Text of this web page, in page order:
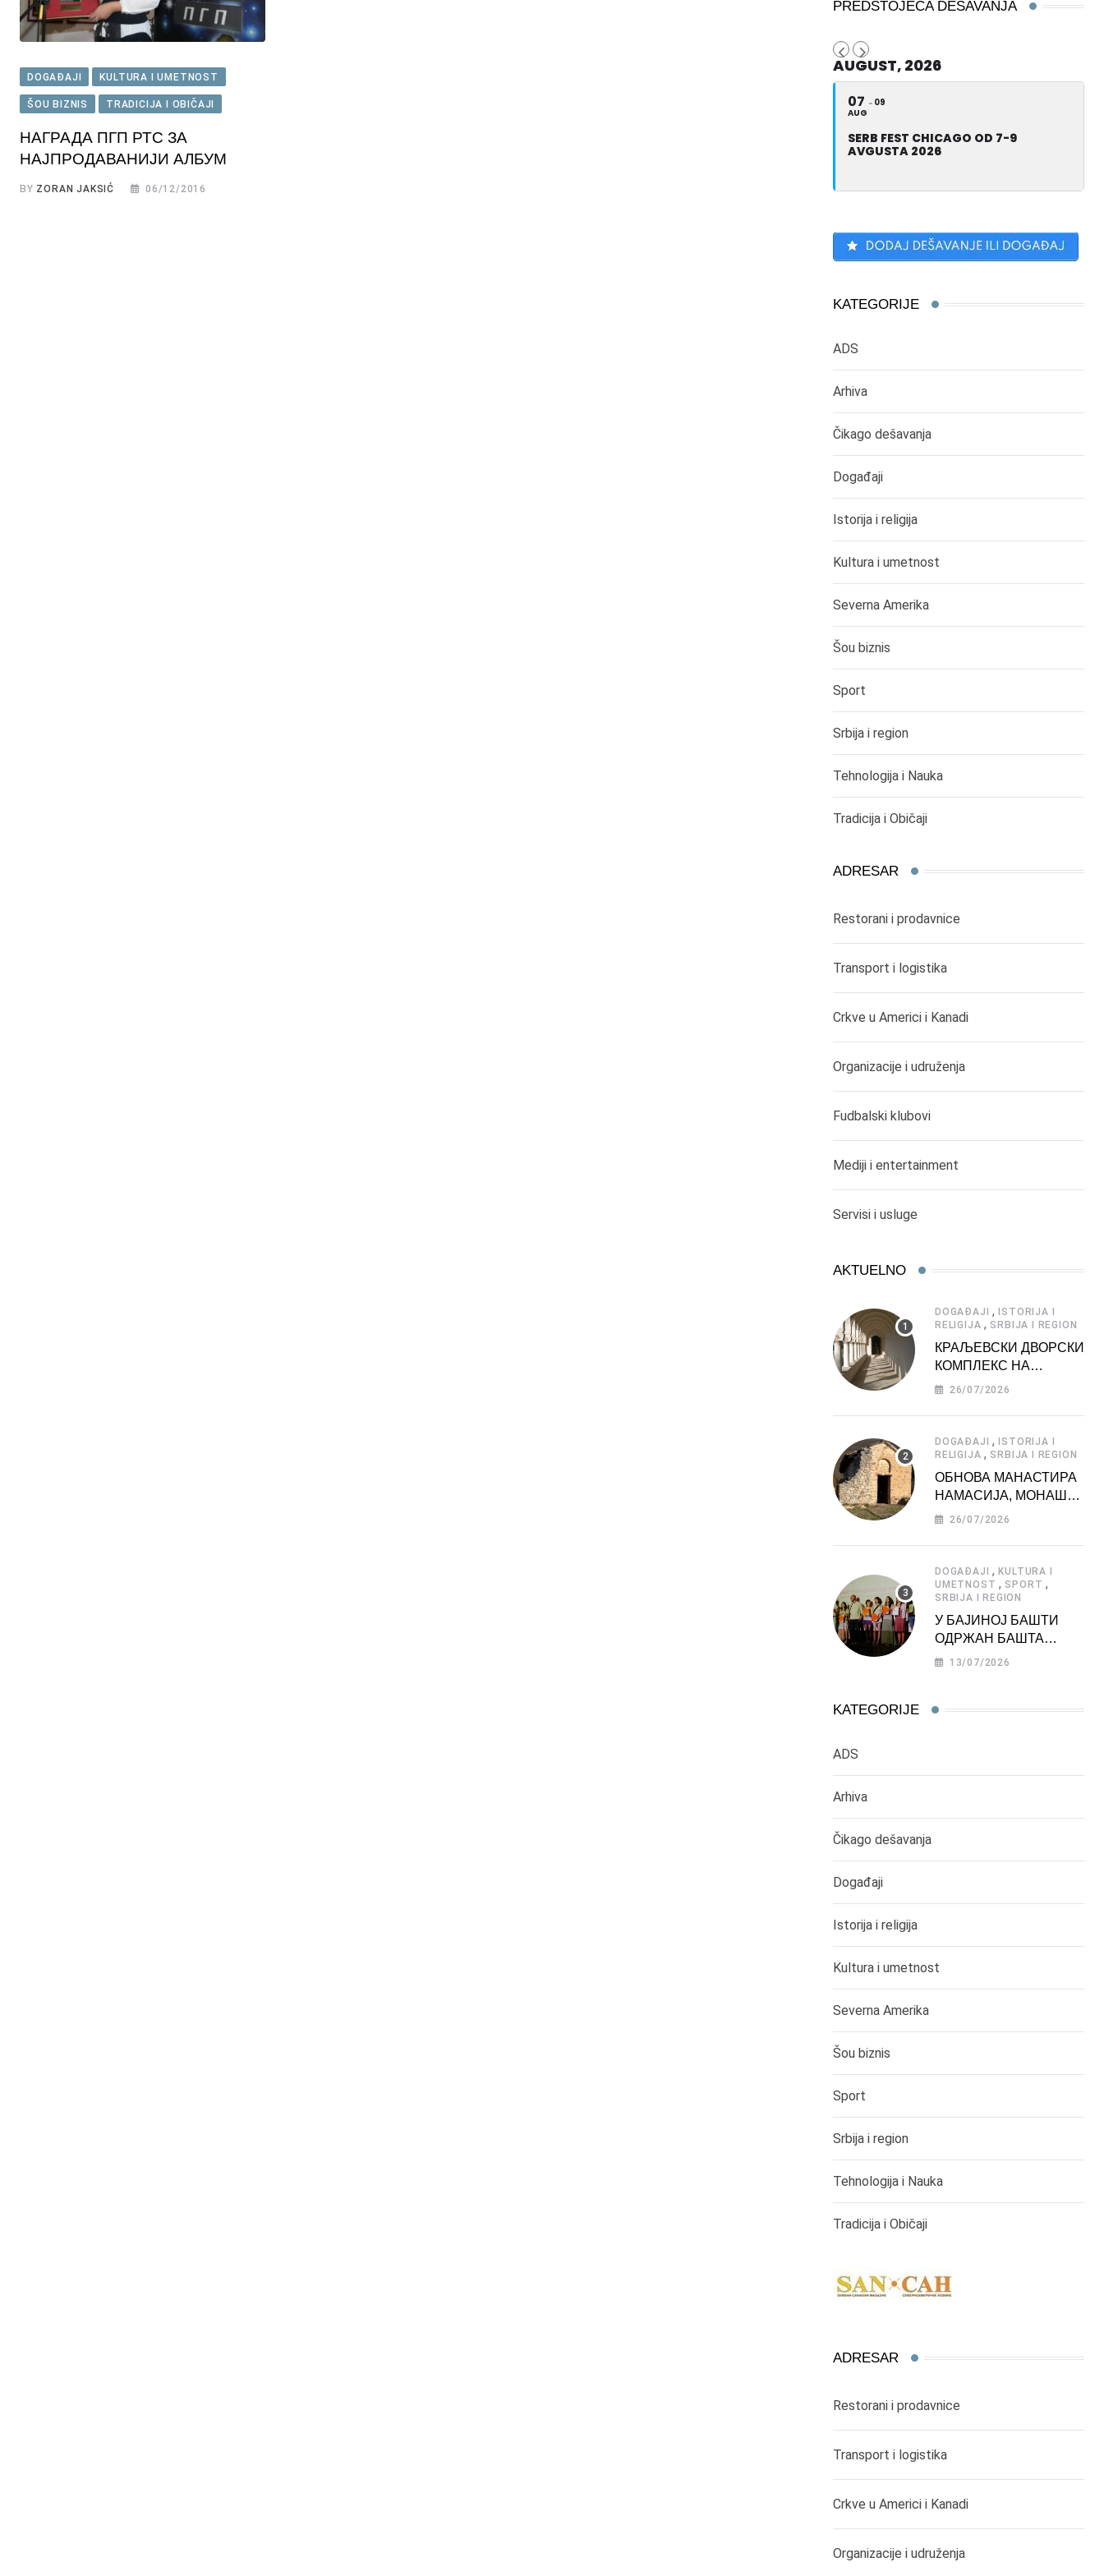
DOGAĐAJI KULTURA I UMETNOST
ŠOU BIZNIS TRADICIJA I OBIČAJI
НАГРАДА ПГП РТС ЗА
НАЈПРОДАВАНИЈИ АЛБУМ
BY ZORAN JAKSIĆ 06/12/2016
PREDSTOJEĆA DEŠAVANJA
AUGUST, 2026
07
AUG
09
SERB FEST CHICAGO OD 7-9
AVGUSTA 2026
KATEGORIJE
ADS
Arhiva
Čikago dešavanja
Događaji
Istorija i religija
Kultura i umetnost
Severna Amerika
Šou biznis
Sport
Srbija i region
Tehnologija i Nauka
Tradicija i Običaji
ADRESAR
Restorani i prodavnice
Transport i logistika
Crkve u Americi i Kanadi
Organizacije i udruženja
Fudbalski klubovi
Mediji i entertainment
Servisi i usluge
AKTUELNO
DOGAĐAJI , ISTORIJA I
RELIGIJA , SRBIJA I REGION
КРАЉЕВСКИ ДВОРСКИ
КОМПЛЕКС НА
ДЕДИЊУ –
АТРАКЦИЈА
26/07/2026
DOGAĐAJI , ISTORIJA I
RELIGIJA , SRBIJA I REGION
ОБНОВА МАНАСТИРА
НАМАСИЈА, МОНАШКЕ
ЗАДУЖБИНЕ
26/07/2026
DOGAĐAJI ,KULTURA I
UMETNOST , SPORT ,
SRBIJA I REGION
У БАЈИНОЈ БАШТИ
ОДРЖАН БАШТА
ФЕСТ 2026
13/07/2026
KATEGORIJE
ADS
Arhiva
Čikago dešavanja
Događaji
Istorija i religija
Kultura i umetnost
Severna Amerika
Šou biznis
Sport
Srbija i region
Tehnologija i Nauka
Tradicija i Običaji
ADRESAR
Restorani i prodavnice
Transport i logistika
Crkve u Americi i Kanadi
Organizacije i udruženja